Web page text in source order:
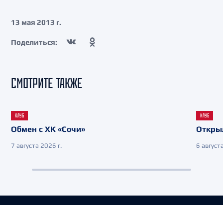
13 мая 2013 г.
Поделиться:
СМОТРИТЕ ТАКЖЕ
КЛУБ
Обмен с ХК «Сочи»
7 августа 2026 г.
КЛУБ
6